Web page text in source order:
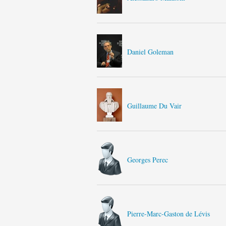
Daniel Goleman
Guillaume Du Vair
Georges Perec
Pierre-Marc-Gaston de Lévis